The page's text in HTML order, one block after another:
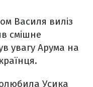
Василя виліз
смішне
увагу Арума на
Усика